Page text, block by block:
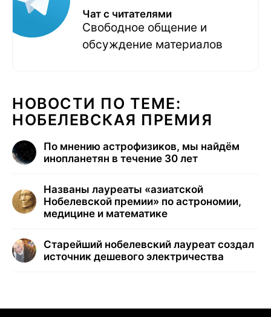
Чат с читателями
Свободное общение и
обсуждение материалов
НОВОСТИ ПО ТЕМЕ:
НОБЕЛЕВСКАЯ ПРЕМИЯ
По мнению астрофизиков, мы найдём
инопланетян в течение 30 лет
Названы лауреаты «азиатской
Нобелевской премии» по астрономии,
медицине и математике
Старейший нобелевский лауреат создал
источник дешевого электричества